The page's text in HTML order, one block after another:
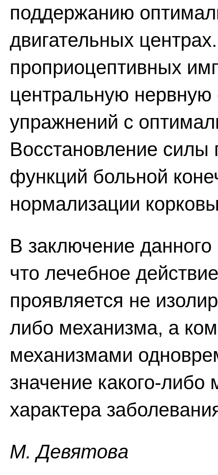
поддержанию
двигательных
проприоцептивных
центральную
упражнений с
Восстановление
функций больной
нормализации
В заключение данного
что лечебное
проявляется не
либо механизма, а
механизмами
значение какого-либо
характера
M. Дeвятoвa